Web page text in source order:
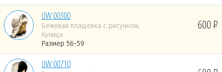
UW 00300
Бежевая плащёвка с рисунком,
Куница
Размер 56-59
600
UW 00710